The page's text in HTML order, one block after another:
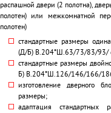
распашной двери (2 полотна),
полотен) или межкомнатной
полотен)
стандартные размеры
(Д/Б) В.204*Ш.63/73/83/93/
стандартные размеры
Б) В.204*Ш.126/146/166/
изготовление дверного
размеры;
адаптация стандартных